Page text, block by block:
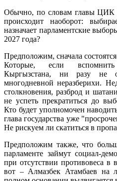
Обычно, по словам главы ЦИК
происходит наоборот:
назначает парламентские
2027 года?
Предположим, сначала
Которые, если
Кыргызстана, ни разу не
многодневной неразберихи.
столкновения, разброд и
не успеть прекратиться до
Кто будет уполномочен
глава государства уже
Не рискуем ли скатиться в
Предположим также, что
парламенте займут социал-
при отсутствии противовеса
вот – Алмазбек Атамбаев на